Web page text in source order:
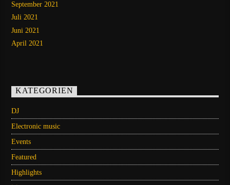
September 2021
Juli 2021
Juni 2021
April 2021
KATEGORIEN
DJ
Electronic music
Events
Featured
Highlights